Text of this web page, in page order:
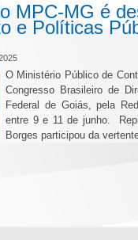
MPC-MG é
e Políticas
O Ministério Público de
Congresso Brasileiro de
Federal de Goiás, pela
entre 9 e 11 de junho.
Borges participou da